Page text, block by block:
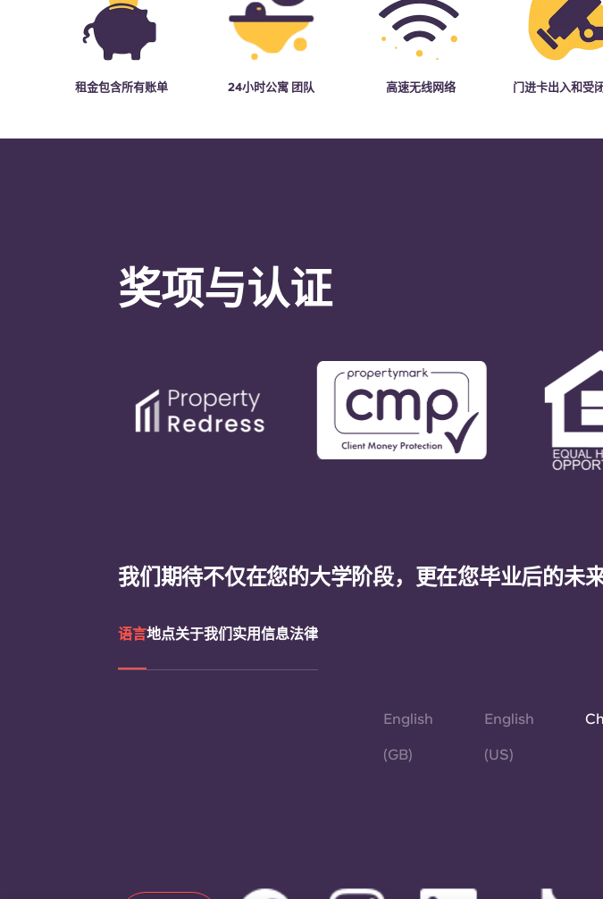
租金包含所有账单 24小时公寓 团队 高速无线网络 门进卡出入和受
奖项与认证
我们期待不仅在您的大学阶段，更在您毕业后的未
语言地点关于我们实用信息法律
English
(GB)
English
(US)